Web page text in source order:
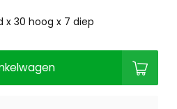
x 30 hoog x 7 diep